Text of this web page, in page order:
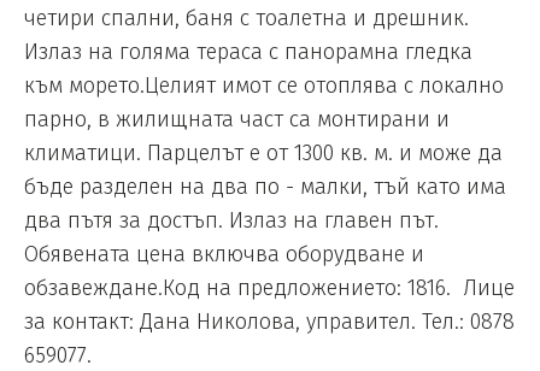
четири спални, баня с тоалетна и дрешник.
Излаз на голяма тераса с панорамна гледка
към морето.Целият имот се отоплява с локално
парно, в жилищната част са монтирани и
климатици. Парцелът е от 1300 кв. м. и може да
бъде разделен на два по - малки, тъй като има
два пътя за достъп. Излаз на главен път.
Обявената цена включва оборудване и
обзавеждане.Код на предложението: 1816. Лице
за контакт: Дана Николова, управител. Тел.: 0878
659077.